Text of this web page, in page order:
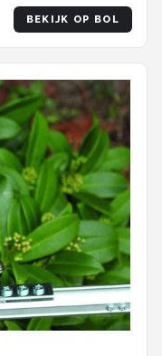
BEKIJK OP BOL